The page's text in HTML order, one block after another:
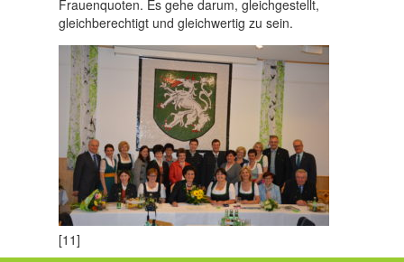
Frauenquoten. Es gehe darum, gleichgestellt,
gleichberechtigt und gleichwertig zu sein.
[11]